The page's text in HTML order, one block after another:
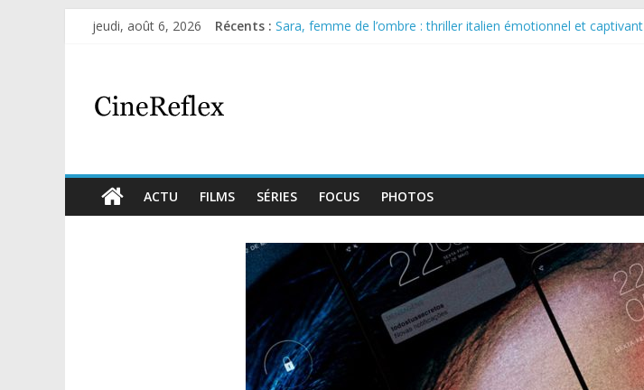
jeudi, août 6, 2026 Récents : Sara, femme de l’ombre : thriller italien émotionnel et captivant
ACTU FILMS SÉRIES FOCUS PHOTOS